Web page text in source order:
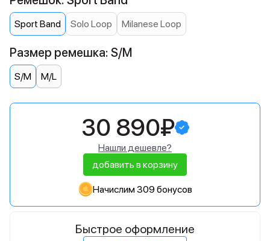
Sport Band Solo Loop Milanese Loop
Размер ремешка: S/M
S/M M/L
30 890₽
Нашли дешевле?
добавить в корзину
Начислим 309 бонусов
Быстрое оформление